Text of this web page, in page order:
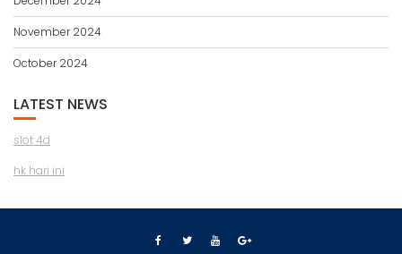
November 2024
October 2024
LATEST NEWS
slot 4d
hk hari ini